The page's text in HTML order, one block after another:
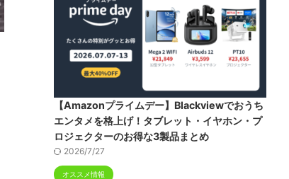
【Amazonプライムデー】Blackviewでおうち
エンタメを格上げ！タブレット・イヤホン・プ
ロジェクターのお得な3製品まとめ
2026/7/27
オススメ情報